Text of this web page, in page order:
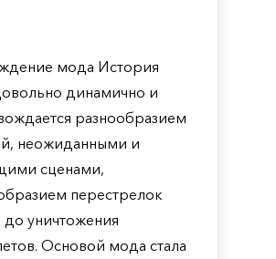
мода История
динамично и
разнообразием
неожиданными и
сценами,
перестрелок
до уничтожения
Основой мода стала